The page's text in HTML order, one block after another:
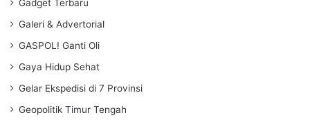
Gadget Terbaru
Galeri & Advertorial
GASPOL! Ganti Oli
Gaya Hidup Sehat
Gelar Ekspedisi di 7 Provinsi
Geopolitik Timur Tengah